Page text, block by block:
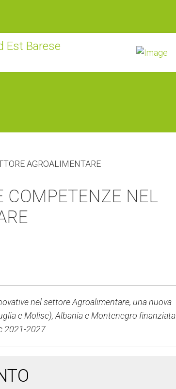
COMPETENZE NEL
nel settore Agroalimentare, una nuova
e Molise), Albania e Montenegro finanziata
2021-2027.